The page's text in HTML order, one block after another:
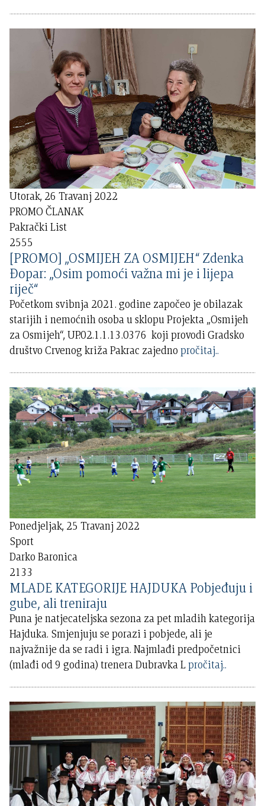
Utorak, 26 Travanj 2022
PROMO ČLANAK
Pakrački List
2555
[PROMO] „OSMIJEH ZA OSMIJEH“ Zdenka
Đopar: „Osim pomoći važna mi je i lijepa
riječ“
Početkom svibnja 2021. godine započeo je obilazak
starijih i nemoćnih osoba u sklopu Projekta „Osmijeh
za Osmijeh“, UP.02.1.1.13.0376 koji provodi Gradsko
društvo Crvenog križa Pakrac zajednopročitaj..
Ponedjeljak, 25 Travanj 2022
Sport
Darko Baronica
2133
MLADE KATEGORIJE HAJDUKA Pobjeđuju i
gube, ali treniraju
Puna je natjecateljska sezona za pet mladih kategorija
Hajduka. Smjenjuju se porazi i pobjede, ali je
najvažnije da se radi i igra. Najmlađi predpočetnici
(mlađi od 9 godina) trenera Dubravka Lpročitaj..